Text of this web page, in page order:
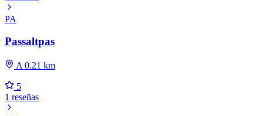
PA
Passaltpas
A 0.21 km
5
1 reseñas